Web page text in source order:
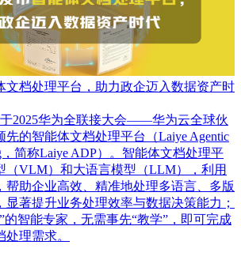
文档处理平台，助力政企迈入数据资产时
2025华为全联接大会——华为云全球伙
的智能体文档处理平台（Laiye Agentic
，简称Laiye ADP）。智能体文档处理平
（VLM）和大语言模型（LLM），利用
帮助企业高效、精准地处理多语言、多版
著提升业务处理效率与数据决策能力；
的智能专家，无需事先“教学”，即可完成
理需求。